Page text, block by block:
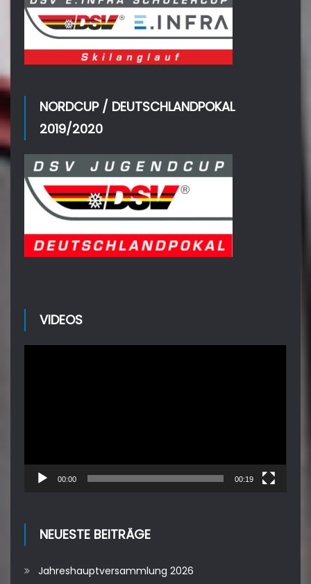
NORDCUP / DEUTSCHLANDPOKAL
2019/2020
VIDEOS
00:00 00:19
NEUESTE BEITRÄGE
Jahreshauptversammlung 2026